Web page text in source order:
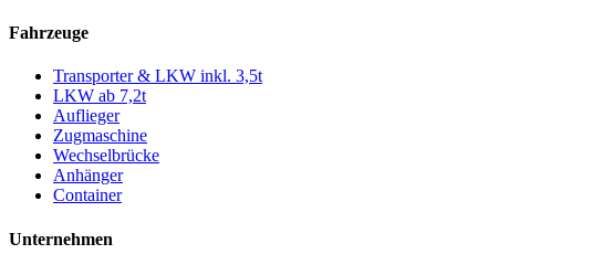
Fahrzeuge
Transporter & LKW inkl. 3,5t
LKW ab 7,2t
Auflieger
Zugmaschine
Wechselbrücke
Anhänger
Container
Unternehmen